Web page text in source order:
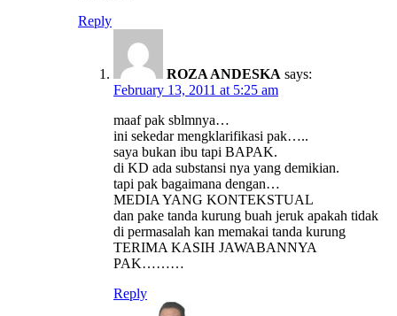
Reply
ROZA ANDESKA says:
February 13, 2011 at 5:25 am
maaf pak sblmnya…
ini sekedar mengklarifikasi pak…..
saya bukan ibu tapi BAPAK.
di KD ada substansi nya yang demikian.
tapi pak bagaimana dengan…
MEDIA YANG KONTEKSTUAL
dan pake tanda kurung buah jeruk apakah tidak
di permasalah kan memakai tanda kurung
TERIMA KASIH JAWABANNYA
PAK………
Reply